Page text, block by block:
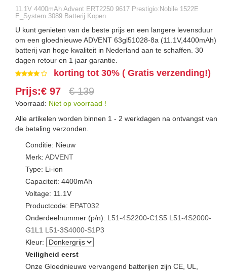
11.1V 4400mAh Advent ERT2250 9617 Prestigio:Nobile 1522E
E_System 3089 Batterij Kopen
U kunt genieten van de beste prijs en een langere levensduur
om een gloednieuwe ADVENT 63gl51028-8a (11.1V,4400mAh)
batterij van hoge kwaliteit in Nederland aan te schaffen. 30
dagen retour en 1 jaar garantie.
korting tot 30% ( Gratis verzending!)
Prijs:€ 97 € 139
Voorraad: Niet op voorraad !
Alle artikelen worden binnen 1 - 2 werkdagen na ontvangst van
de betaling verzonden.
Conditie: Nieuw
Merk: ADVENT
Type: Li-ion
Capaciteit: 4400mAh
Voltage: 11.1V
Productcode: EPAT032
Onderdeelnummer (p/n): L51-4S2200-C1S5 L51-4S2000-
G1L1 L51-3S4000-S1P3
Kleur:
Veiligheid eerst
Onze Gloednieuwe vervangend batterijen zijn CE, UL,